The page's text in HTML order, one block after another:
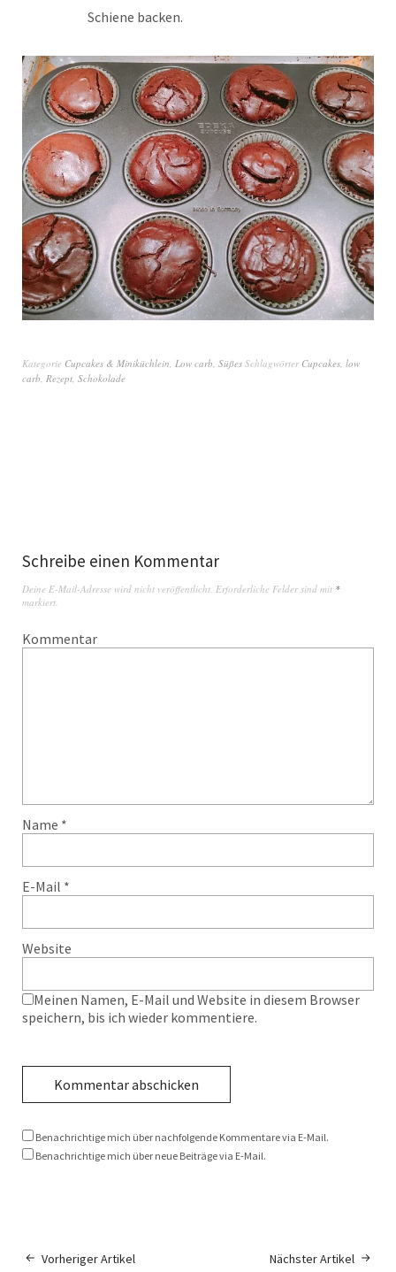
Schiene backen.
Kategorie Cupcakes & Miniküchlein Low carb Süßes Schlagwörter Cupcakes low
carb Rezept Schokolade
Schreibe einen Kommentar
Deine E-Mail-Adresse wird nicht veröffentlicht. Erforderliche Felder sind mit *
markiert.
Kommentar
Name *
E-Mail *
Website
Meinen Namen, E-Mail und Website in diesem Browser
speichern, bis ich wieder kommentiere.
Benachrichtige mich über nachfolgende Kommentare via E-Mail.
Benachrichtige mich über neue Beiträge via E-Mail.
Vorheriger Artikel Nächster Artikel